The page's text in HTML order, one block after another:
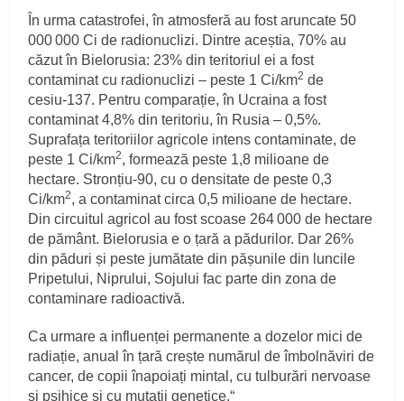
În urma catastrofei, în atmosferă au fost aruncate 50
000 000 Ci de radionuclizi. Dintre aceștia, 70% au
căzut în Bielorusia: 23% din teritoriul ei a fost
contaminat cu radionuclizi – peste 1 Ci/km2 de
cesiu‑137. Pentru comparație, în Ucraina a fost
contaminat 4,8% din teritoriu, în Rusia – 0,5%.
Suprafața teritoriilor agricole intens contaminate, de
peste 1 Ci/km2, formează peste 1,8 milioane de
hectare. Stronțiu‑90, cu o densitate de peste 0,3
Ci/km2, a contaminat circa 0,5 milioane de hectare.
Din circuitul agricol au fost scoase 264 000 de hectare
de pământ. Bielorusia e o țară a pădurilor. Dar 26%
din păduri și peste jumătate din pășunile din luncile
Pripetului, Niprului, Sojului fac parte din zona de
contaminare radioactivă.
Ca urmare a influenței permanente a dozelor mici de
radiație, anual în țară crește numărul de îmbolnăviri de
cancer, de copii înapoiați mintal, cu tulburări nervoase
și psihice și cu mutații genetice.“